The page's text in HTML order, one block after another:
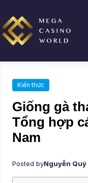
đến
phần
nội
dung
Kiến thức
Giống gà
Tổng hợp
Nam
Posted byNguyễn Quý